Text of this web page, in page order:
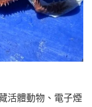
活體動物、電子煙